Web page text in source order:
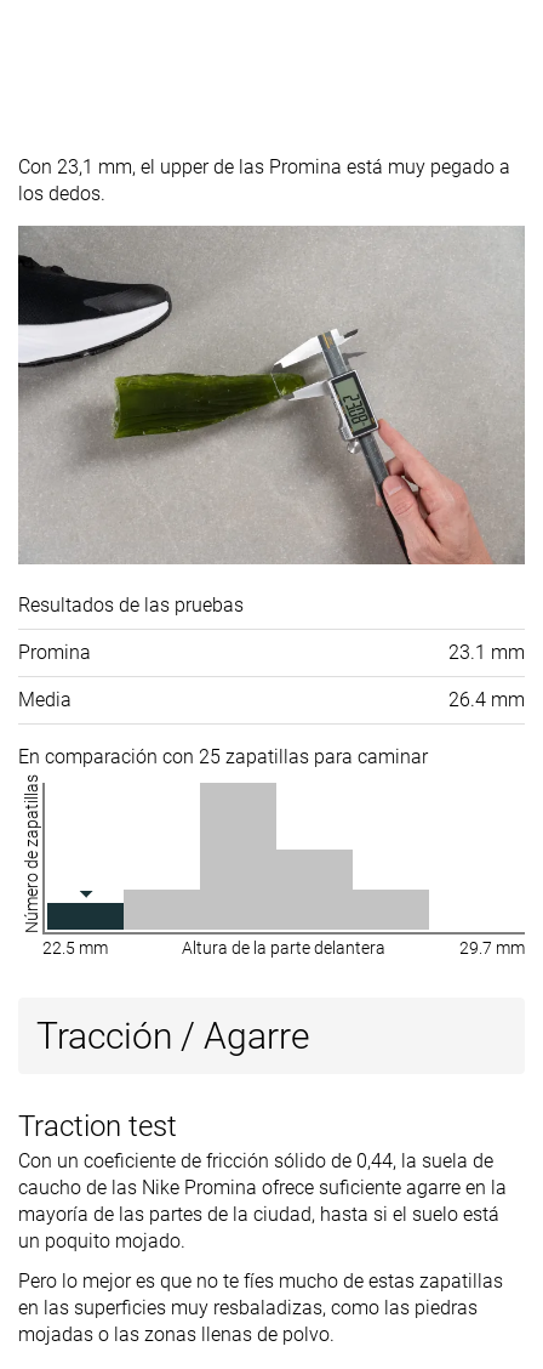
Con 23,1 mm, el upper de las Promina está muy pegado a
los dedos.
Resultados de las pruebas
Promina 23.1 mm
Media 26.4 mm
En comparación con 25 zapatillas para caminar
Número de zapatillas
22.5 mm Altura de la parte delantera 29.7 mm
Tracción / Agarre
Traction test
Con un coeficiente de fricción sólido de 0,44, la suela de
caucho de las Nike Promina ofrece suficiente agarre en la
mayoría de las partes de la ciudad, hasta si el suelo está
un poquito mojado.
Pero lo mejor es que no te fíes mucho de estas zapatillas
en las superficies muy resbaladizas, como las piedras
mojadas o las zonas llenas de polvo.